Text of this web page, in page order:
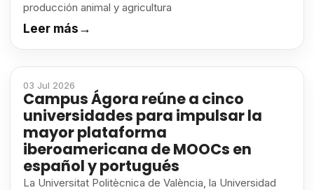
producción animal y agricultura
Leer más→
03 Jul 2026
Campus Ágora reúne a cinco
universidades para impulsar la
mayor plataforma
iberoamericana de MOOCs en
español y portugués
La Universitat Politècnica de València, la Universidad